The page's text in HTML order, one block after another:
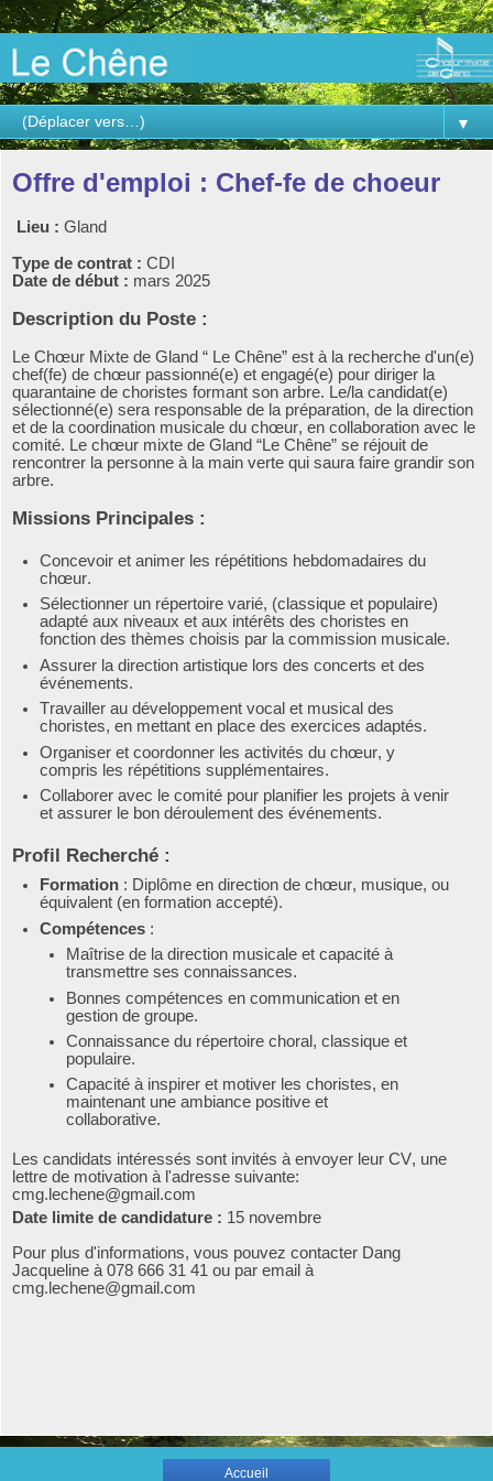
▼
Offre d'emploi : Chef-fe de choeur
Lieu : Gland
Type de contrat : CDI
Date de début : mars 2025
Description du Poste :
Le Chœur Mixte de Gland “ Le Chêne” est à la recherche d'un(e)
chef(fe) de chœur passionné(e) et engagé(e) pour diriger la
quarantaine de choristes formant son arbre. Le/la candidat(e)
sélectionné(e) sera responsable de la préparation, de la direction
et de la coordination musicale du chœur, en collaboration avec le
comité. Le chœur mixte de Gland “Le Chêne” se réjouit de
rencontrer la personne à la main verte qui saura faire grandir son
arbre.
Missions Principales :
Concevoir et animer les répétitions hebdomadaires du
chœur.
Sélectionner un répertoire varié, (classique et populaire)
adapté aux niveaux et aux intérêts des choristes en
fonction des thèmes choisis par la commission musicale.
Assurer la direction artistique lors des concerts et des
événements.
Travailler au développement vocal et musical des
choristes, en mettant en place des exercices adaptés.
Organiser et coordonner les activités du chœur, y
compris les répétitions supplémentaires.
Collaborer avec le comité pour planifier les projets à venir
et assurer le bon déroulement des événements.
Profil Recherché :
Formation: Diplôme en direction de chœur, musique, ou
équivalent (en formation accepté).
Compétences:
Maîtrise de la direction musicale et capacité à
transmettre ses connaissances.
Bonnes compétences en communication et en
gestion de groupe.
Connaissance du répertoire choral, classique et
populaire.
Capacité à inspirer et motiver les choristes, en
maintenant une ambiance positive et
collaborative.
Les candidats intéressés sont invités à envoyer leur CV, une
lettre de motivation à l'adresse suivante:
cmg.lechene@gmail.com
Date limite de candidature : 15 novembre
Pour plus d'informations, vous pouvez contacter Dang
Jacqueline à 078 666 31 41 ou par email à
cmg.lechene@gmail.com
Accueil